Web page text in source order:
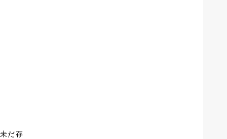
だ存